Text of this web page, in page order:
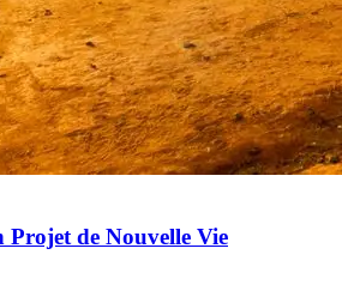
Projet de Nouvelle Vie